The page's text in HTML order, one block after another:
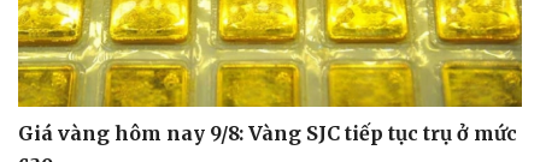
Giá vàng hôm nay 9/8: Vàng SJC tiếp tục trụ ở mức